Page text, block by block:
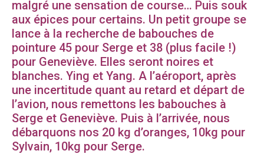
malgré une sensation de course… Puis souk
aux épices pour certains. Un petit groupe se
lance à la recherche de babouches de
pointure 45 pour Serge et 38 (plus facile !)
pour Geneviève. Elles seront noires et
blanches. Ying et Yang. A l’aéroport, après
une incertitude quant au retard et départ de
l’avion, nous remettons les babouches à
Serge et Geneviève. Puis à l’arrivée, nous
débarquons nos 20 kg d’oranges, 10kg pour
Sylvain, 10kg pour Serge.